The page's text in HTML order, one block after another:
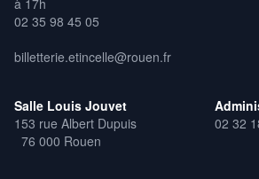
à 17h
02 35 98 45 05
billetterie.etincelle@rouen.fr
Salle Louis Jouvet
153 rue Albert Dupuis
76 000 Rouen
02 32